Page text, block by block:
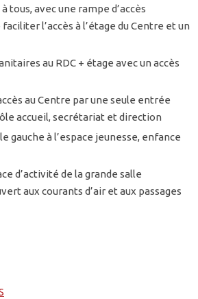
tous, avec une rampe d’accès
l’accès à l’étage du Centre et un
au RDC + étage avec un accès
au Centre par une seule entrée
accueil, secrétariat et direction
gauche à l’espace jeunesse, enfance
d’activité de la grande salle
aux courants d’air et aux passages